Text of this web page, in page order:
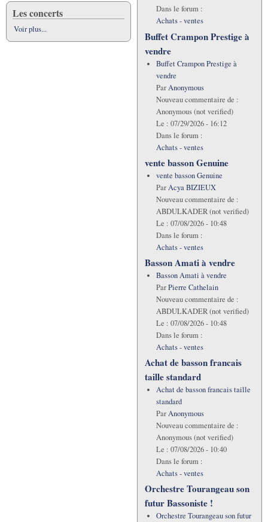
Les concerts
Voir plus...
Dans le forum :
Achats - ventes
Buffet Crampon Prestige à
vendre
Buffet Crampon Prestige à
vendre
ParAnonymous
Nouveau commentaire de :
Anonymous (not verified)
Le : 07/29/2026 - 16:12
Dans le forum :
Achats - ventes
vente basson Genuine
vente basson Genuine
ParAcya BIZIEUX
Nouveau commentaire de :
ABDULKADER (not verified)
Le : 07/08/2026 - 10:48
Dans le forum :
Achats - ventes
Basson Amati à vendre
Basson Amati à vendre
ParPierre Cathelain
Nouveau commentaire de :
ABDULKADER (not verified)
Le : 07/08/2026 - 10:48
Dans le forum :
Achats - ventes
Achat de basson francais
taille standard
Achat de basson francais taille
standard
ParAnonymous
Nouveau commentaire de :
Anonymous (not verified)
Le : 07/08/2026 - 10:40
Dans le forum :
Achats - ventes
Orchestre Tourangeau son
futur Bassoniste !
Orchestre Tourangeau son futur